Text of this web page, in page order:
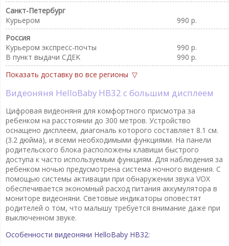
Санкт-Петербург
Курьером
990 р.
Россия
Курьером экспресс-почты
990 р.
В пункт выдачи CДEK
990 р.
Показать доставку во все регионы
Видеоняня HelloBaby HB32 с большим дисплеем
Цифровая видеоняня для комфортного присмотра за
ребенком на расстоянии до 300 метров. Устройство
оснащено дисплеем, диагональ которого составляет 8.1 см.
(3.2 дюйма), и всеми необходимыми функциями. На панели
родительского блока расположены клавиши быстрого
доступа к часто используемым функциям. Для наблюдения за
ребенком ночью предусмотрена система ночного видения. С
помощью системы активации при обнаружении звука VOX
обеспечивается экономный расход питания аккумулятора в
мониторе видеоняни. Световые индикаторы оповестят
родителей о том, что малышу требуется внимание даже при
выключенном звуке.
Особенности видеоняни HelloBabyHB32: